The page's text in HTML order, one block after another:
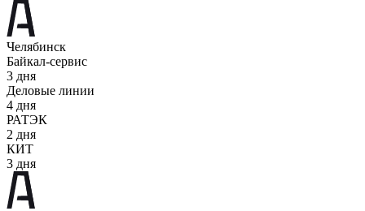
Челябинск
Байкал-сервис
3 дня
Деловые линии
4 дня
РАТЭК
2 дня
КИТ
3 дня